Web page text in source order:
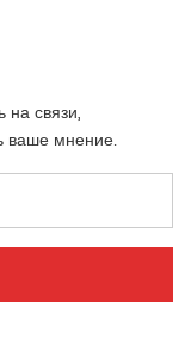
на связи,
ваше мнение.